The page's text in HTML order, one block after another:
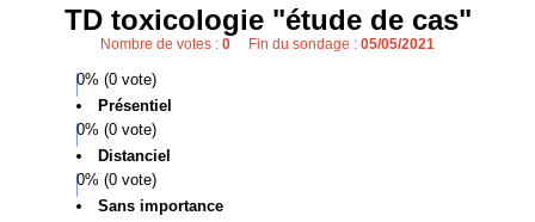
TD toxicologie "étude de cas"
Nombre de votes : 0 Fin du sondage : 05/05/2021
0% (0 vote)
Présentiel
0% (0 vote)
Distanciel
0% (0 vote)
Sans importance